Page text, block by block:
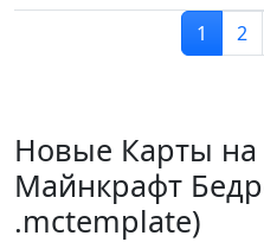
1 2
Новые Карты на
Майнкрафт
.mctemplate)